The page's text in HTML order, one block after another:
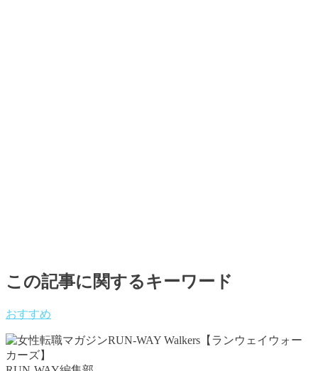
この記事に関するキーワード
おすすめ